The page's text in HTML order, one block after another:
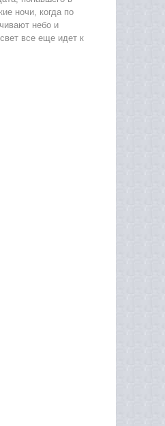
ночи, когда по
небо и
все еще идет к